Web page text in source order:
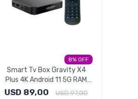
8
Smart Tv Box Gravity X4
Plus 4K Android 11 5G RAM
4GB
USD 89,00 USD97,00